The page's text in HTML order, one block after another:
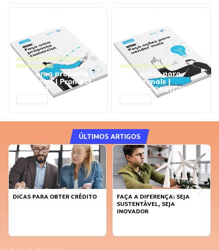
NEGÓCIOS, PROCESSOS
EMPRESARIAIS
Faça uma proposta
comercial | Prompts
ChatGPT
NEGÓCIOS, VENDAS
Faça ações para
vender mais |
Prompts ChatGPT
ÚLTIMOS ARTIGOS
DICAS PARA OBTER CRÉDITO
FAÇA A DIFERENÇA: SEJA
SUSTENTÁVEL, SEJA
INOVADOR